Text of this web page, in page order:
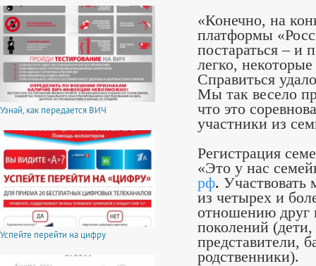
Узнай, как передается ВИЧ
Успейте перейти на цифру
«Конечно, на
платформы
постараться – и
легко,
Справиться
Мы так весело
что это
участники из
Регистрация
«Это у нас
рф.
из четырех и
отношению друг
поколений
представители,
родственники).